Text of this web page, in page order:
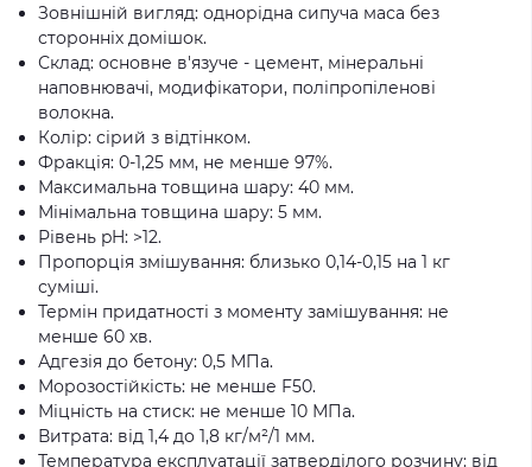
Зовнішній вигляд: однорідна сипуча маса без
сторонніх домішок.
Склад: основне в'язуче - цемент, мінеральні
наповнювачі, модифікатори, поліпропіленові
волокна.
Колір: сірий з відтінком.
Фракція: 0-1,25 мм, не менше 97%.
Максимальна товщина шару: 40 мм.
Мінімальна товщина шару: 5 мм.
Рівень pH: >12.
Пропорція змішування: близько 0,14-0,15 на 1 кг
суміші.
Термін придатності з моменту замішування: не
менше 60 хв.
Адгезія до бетону: 0,5 МПа.
Морозостійкість: не менше F50.
Міцність на стиск: не менше 10 МПа.
Витрата: від 1,4 до 1,8 кг/м²/1 мм.
Температура експлуатації затверділого розчину: від